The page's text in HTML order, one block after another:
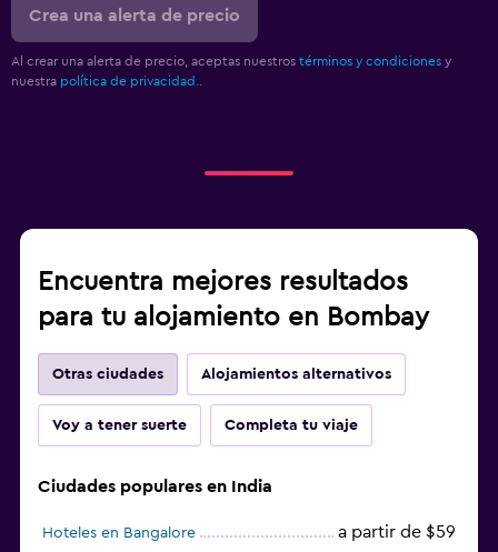
Crea una alerta de precio
Al crear una alerta de precio, aceptas nuestros términos y condiciones y
nuestra política de privacidad.
Encuentra mejores resultados
para tu alojamiento en Bombay
Otras ciudades Alojamientos alternativos
Voy a tener suerte Completa tu viaje
Ciudades populares en India
Hoteles en Bangalore a partir de $59